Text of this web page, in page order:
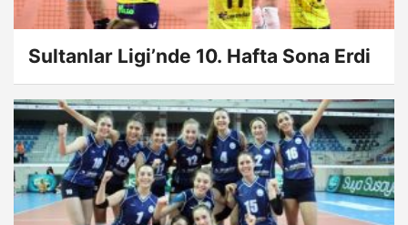
Sultanlar Ligi’nde 10. Hafta Sona Erdi